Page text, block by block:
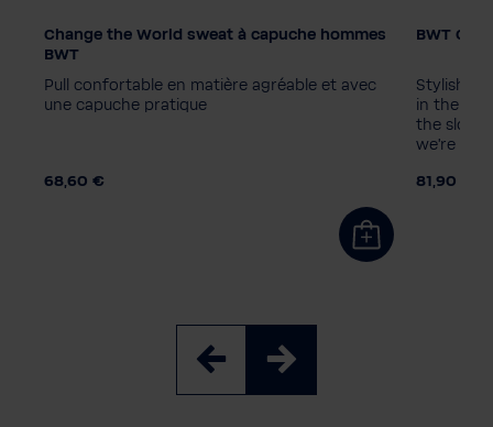
Couleur
Taille homme
Change the World sweat à capuche hommes
BWT
Pull confortable en matière agréable et avec
une capuche pratique
68,60 €
Unité
BWT
Stylish
in the
the
we're
81,90 €